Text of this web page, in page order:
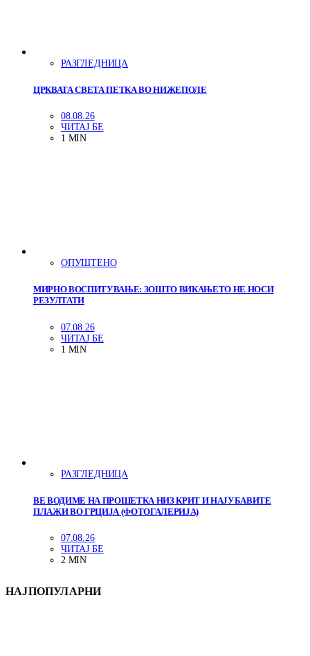
РАЗГЛЕДНИЦА
ЦРКВАТА СВЕТА ПЕТКА ВО НИЖЕПОЛЕ
08.08.26
ЧИТАЈ БЕ
1 MIN
ОПУШТЕНО
МИРНО ВОСПИТУВАЊЕ: ЗОШТО ВИКАЊЕТО НЕ НОСИ
РЕЗУЛТАТИ
07.08.26
ЧИТАЈ БЕ
1 MIN
РАЗГЛЕДНИЦА
ВЕ ВОДИМЕ НА ПРОШЕТКА НИЗ КРИТ И НАЈУБАВИТЕ
ПЛАЖИ ВО ГРЦИЈА (ФОТОГАЛЕРИЈА)
07.08.26
ЧИТАЈ БЕ
2 MIN
НАЈПОПУЛАРНИ